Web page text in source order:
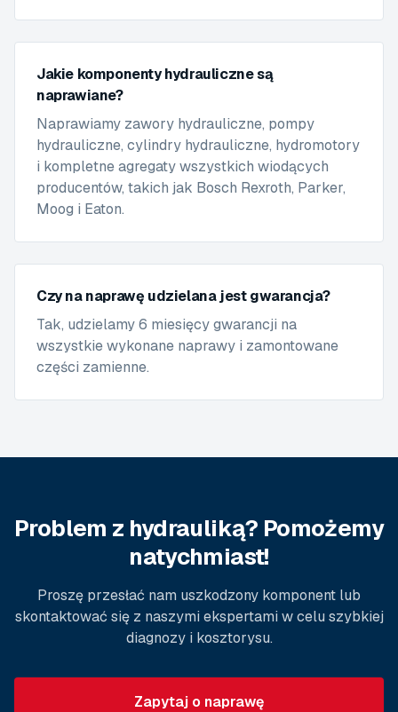
Jakie komponenty hydrauliczne są
naprawiane?
Naprawiamy zawory hydrauliczne, pompy
hydrauliczne, cylindry hydrauliczne, hydromotory
i kompletne agregaty wszystkich wiodących
producentów, takich jak Bosch Rexroth, Parker,
Moog i Eaton.
Czy na naprawę udzielana jest gwarancja?
Tak, udzielamy 6 miesięcy gwarancji na
wszystkie wykonane naprawy i zamontowane
części zamienne.
Problem z hydrauliką? Pomożemy
natychmiast!
Proszę przesłać nam uszkodzony komponent lub
skontaktować się z naszymi ekspertami w celu szybkiej
diagnozy i kosztorysu.
Zapytaj o naprawę